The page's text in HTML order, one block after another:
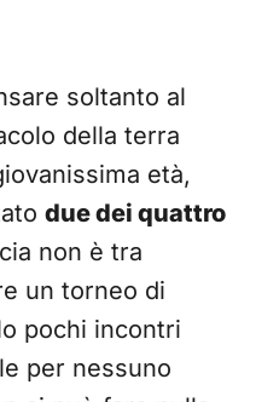
soltanto al
della terra
età,
due dei quattro
non è tra
un torneo di
pochi incontri
per nessuno